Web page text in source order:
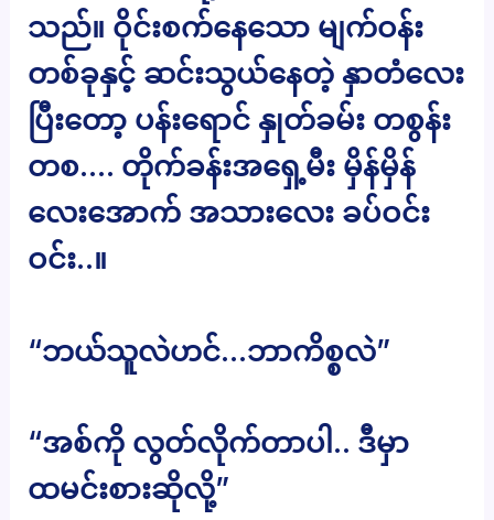
သည်။ ဝိုင်းစက်နေသော မျက်ဝန်း
တစ်ခုနှင့် ဆင်းသွယ်နေတဲ့ နှာတံလေး
ပြီးတော့ ပန်းရောင် နှုတ်ခမ်း တစွန်း
တစ…. တိုက်ခန်းအရှေ့မီး မှိန်မှိန်
လေးအောက် အသားလေး ခပ်ဝင်း
ဝင်း..။
“ဘယ်သူလဲဟင်…ဘာကိစ္စလဲ”
“အစ်ကို လွတ်လိုက်တာပါ.. ဒီမှာ
ထမင်းစားဆိုလို့”